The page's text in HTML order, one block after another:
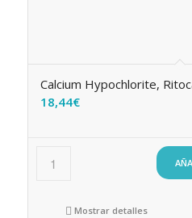
Calcium Hypochlorite,
18,44€
Mostrar detalles